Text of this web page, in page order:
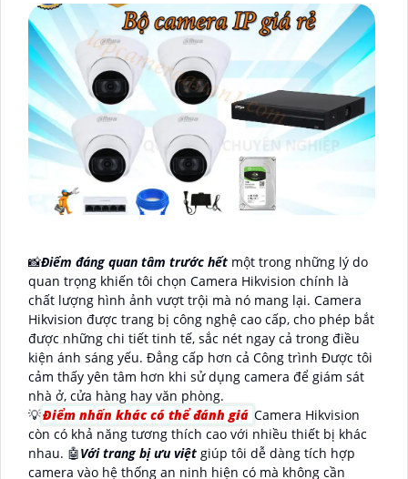
📸Điểm đáng quan tâm trước hết một trong những lý do
quan trọng khiến tôi chọn Camera Hikvision chính là
chất lượng hình ảnh vượt trội mà nó mang lại. Camera
Hikvision được trang bị công nghệ cao cấp, cho phép bắt
được những chi tiết tinh tế, sắc nét ngay cả trong điều
kiện ánh sáng yếu. Đẳng cấp hơn cả Công trình Được tôi
cảm thấy yên tâm hơn khi sử dụng camera để giám sát
nhà ở, cửa hàng hay văn phòng.
💡Điểm nhấn khác có thể đánh giá Camera Hikvision
còn có khả năng tương thích cao với nhiều thiết bị khác
nhau. 🤖️Với trang bị ưu việt giúp tôi dễ dàng tích hợp
camera vào hệ thống an ninh hiện có mà không cần